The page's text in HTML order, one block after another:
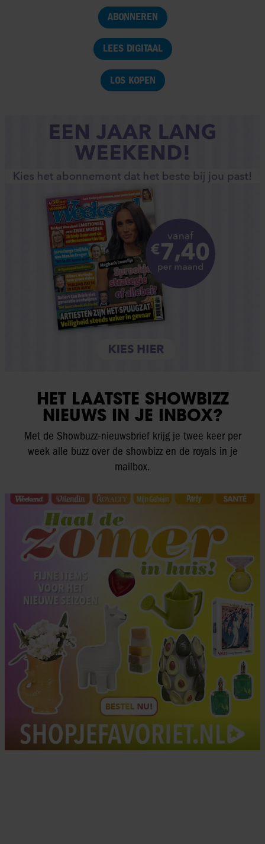
ABONNEREN
LEES DIGITAAL
LOS KOPEN
HET LAATSTE SHOWBIZZ
NIEUWS IN JE INBOX?
Met de Showbuzz-nieuwsbrief krijg je twee keer per
week alle buzz over de showbizz en de royals in je
mailbox.